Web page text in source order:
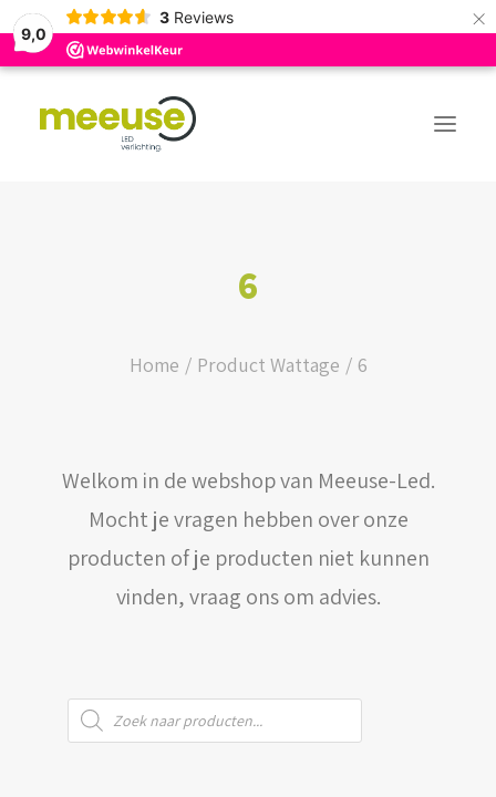
9,0
3 Reviews ×
LOGIN / REGISTER
WINKELWAGEN
6
Home Product Wattage 6
Welkom in de webshop van Meeuse-Led.
Mocht je vragen hebben over onze
producten of je producten niet kunnen
vinden, vraag ons om advies.
Producten
zoeken